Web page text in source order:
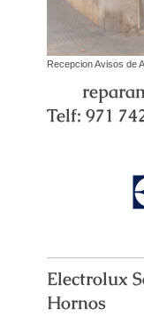
Recepcion Avisos de
Telf: 971
Electrolux
Hornos